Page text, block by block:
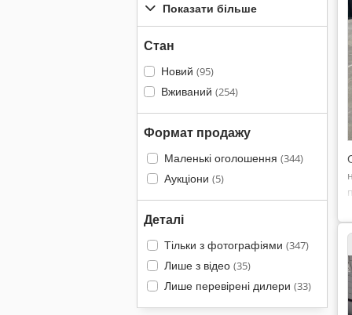
Показати більше
Стан
Новий (95)
Вживаний (254)
Формат продажу
Маленькі оголошення (344)
Аукціони (5)
Деталі
Тільки з фотографіями (347)
Лише з відео (35)
Лише перевірені дилери (33)